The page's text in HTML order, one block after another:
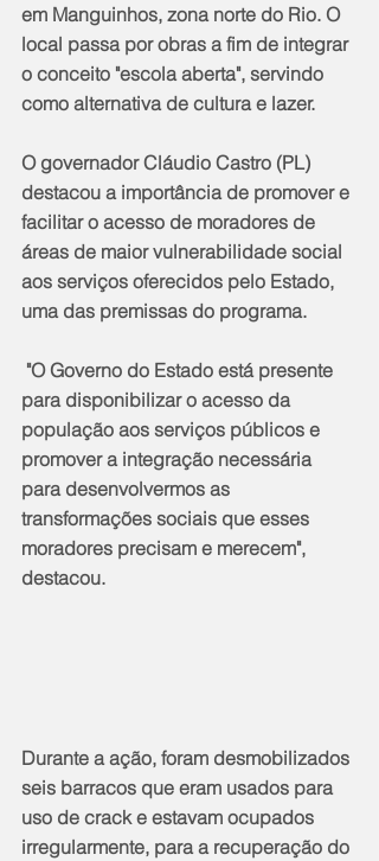
em Manguinhos, zona norte do Rio. O
local passa por obras a fim de integrar
o conceito "escola aberta", servindo
como alternativa de cultura e lazer.
O governador Cláudio Castro (PL)
destacou a importância de promover e
facilitar o acesso de moradores de
áreas de maior vulnerabilidade social
aos serviços oferecidos pelo Estado,
uma das premissas do programa.
para disponibilizar o acesso da
população aos serviços públicos e
promover a integração necessária
para desenvolvermos as
transformações sociais que esses
moradores precisam e merecem",
destacou.
Durante a ação, foram desmobilizados
seis barracos que eram usados para
uso de crack e estavam ocupados
irregularmente, para a recuperação do